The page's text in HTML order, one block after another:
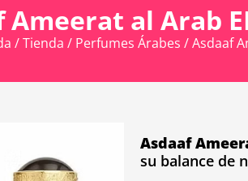
Ameerat al Arab
/Tienda / Perfumes Árabes / Asdaaf
Asdaaf
su balance de